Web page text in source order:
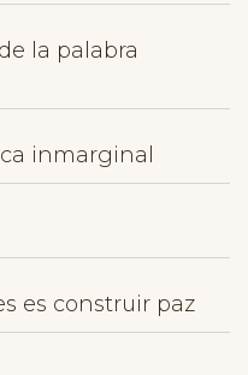
la palabra
inmarginal
es construir paz